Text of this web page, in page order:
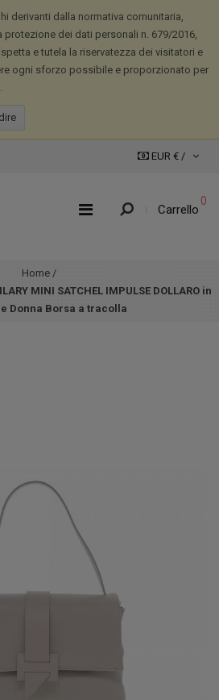
derivanti dalla normativa comunitaria,
protezione dei dati personali n. 679/2016,
e tutela la riservatezza dei visitatori e
ogni sforzo possibile e proporzionato per
EUR € /
Carrello
0
Home /
MINI SATCHEL IMPULSE DOLLARO in
Donna Borsa a tracolla